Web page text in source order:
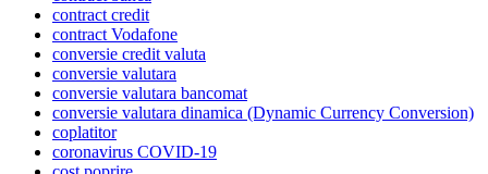
contract credit
contract Vodafone
conversie credit valuta
conversie valutara
conversie valutara bancomat
conversie valutara dinamica (Dynamic Currency Conversion)
coplatitor
coronavirus COVID-19